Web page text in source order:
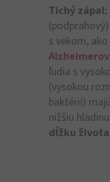
Tichý zápal:
s vekom,
ľudia s
(vysokou
baktérií)
nižšiu
dĺžku života